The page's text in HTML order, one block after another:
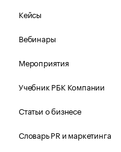
Кейсы
Вебинары
Мероприятия
Учебник РБК Компании
Статьи о бизнесе
Словарь PR и маркетинга